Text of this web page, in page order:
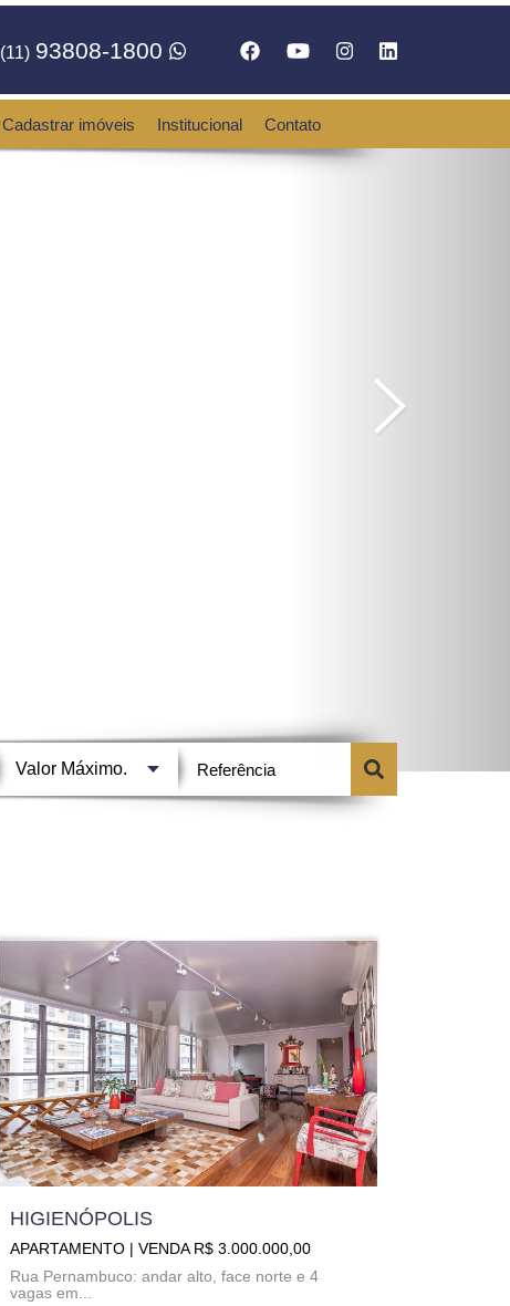
(11) 93808-1800
Cadastrar imóveis Institucional Contato
HIGIENÓPOLIS
APARTAMENTO | VENDA R$ 3.000.000,00
Rua Pernambuco: andar alto, face norte e 4
vagas em...